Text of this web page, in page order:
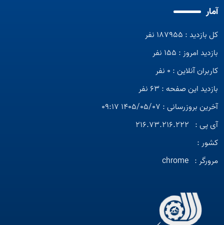
آمار
کل بازدید : 187955 نفر
بازدید امروز : 155 نفر
کاربران آنلاین : 0 نفر
بازدید این صفحه : 63 نفر
آخرین بروزرسانی : 1405/05/07 09:17
آی پی : 216.73.216.222
کشور :
مرورگر : chrome